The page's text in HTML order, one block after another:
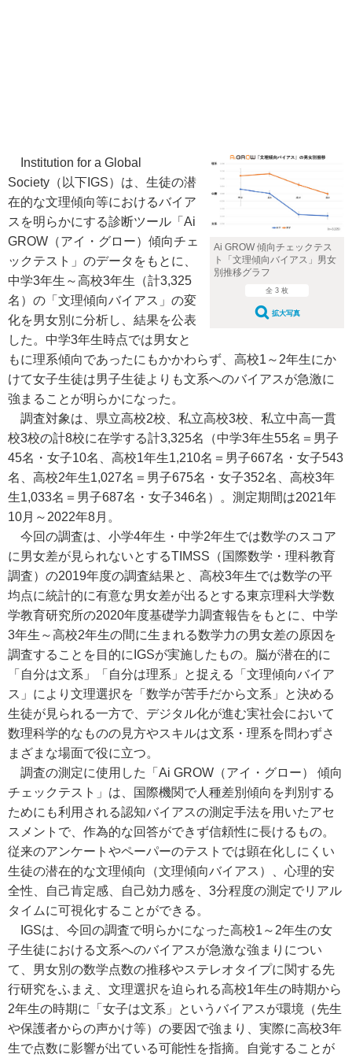
Ai GROW 傾向チェックテス
ト「文理傾向バイアス」男女
別推移グラフ
全 3 枚
拡大写真
Institution for a Global
Society（以下IGS）は、生徒の潜
在的な文理傾向等におけるバイア
スを明らかにする診断ツール「Ai
GROW（アイ・グロー）傾向チェ
ックテスト」のデータをもとに、
中学3年生～高校3年生（計3,325
名）の「文理傾向バイアス」の変
化を男女別に分析し、結果を公表
した。中学3年生時点では男女と
もに理系傾向であったにもかかわらず、高校1～2年生にか
けて女子生徒は男子生徒よりも文系へのバイアスが急激に
強まることが明らかになった。
調査対象は、県立高校2校、私立高校3校、私立中高一貫
校3校の計8校に在学する計3,325名（中学3年生55名＝男子
45名・女子10名、高校1年生1,210名＝男子667名・女子543
名、高校2年生1,027名＝男子675名・女子352名、高校3年
生1,033名＝男子687名・女子346名）。測定期間は2021年
10月～2022年8月。
今回の調査は、小学4年生・中学2年生では数学のスコア
に男女差が見られないとするTIMSS（国際数学・理科教育
調査）の2019年度の調査結果と、高校3年生では数学の平
均点に統計的に有意な男女差が出るとする東京理科大学数
学教育研究所の2020年度基礎学力調査報告をもとに、中学
3年生～高校2年生の間に生まれる数学力の男女差の原因を
調査することを目的にIGSが実施したもの。脳が潜在的に
「自分は文系」「自分は理系」と捉える「文理傾向バイア
ス」により文理選択を「数学が苦手だから文系」と決める
生徒が見られる一方で、デジタル化が進む実社会において
数理科学的なものの見方やスキルは文系・理系を問わずさ
まざまな場面で役に立つ。
調査の測定に使用した「Ai GROW（アイ・グロー） 傾向
チェックテスト」は、国際機関で人種差別傾向を判別する
ためにも利用される認知バイアスの測定手法を用いたアセ
スメントで、作為的な回答ができず信頼性に長けるもの。
従来のアンケートやペーパーのテストでは顕在化しにくい
生徒の潜在的な文理傾向（文理傾向バイアス）、心理的安
全性、自己肯定感、自己効力感を、3分程度の測定でリアル
タイムに可視化することができる。
IGSは、今回の調査で明らかになった高校1～2年生の女
子生徒における文系へのバイアスが急激な強まりについ
て、男女別の数学点数の推移やステレオタイプに関する先
行研究をふまえ、文理選択を迫られる高校1年生の時期から
2年生の時期に「女子は文系」というバイアスが環境（先生
や保護者からの声かけ等）の要因で強まり、実際に高校3年
生で点数に影響が出ている可能性を指摘。自覚することが